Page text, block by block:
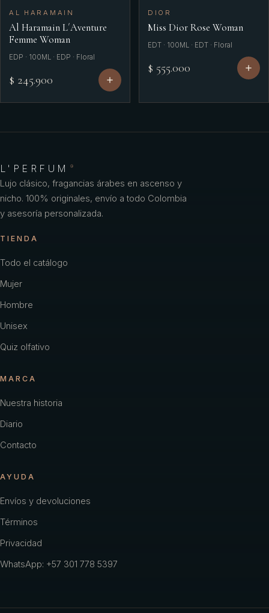
AL HARAMAIN
Al Haramain L´Aventure
Femme Woman
EDP · 100ML · EDP · Floral
$ 245.900
DIOR
Miss Dior Rose Woman
EDT · 100ML · EDT · Floral
$ 555.000
L'PERFUM ®
Lujo clásico, fragancias árabes en ascenso y
nicho. 100% originales, envío a todo Colombia
y asesoría personalizada.
TIENDA
Todo el catálogo
Mujer
Hombre
Unisex
Quiz olfativo
MARCA
Nuestra historia
Diario
Contacto
AYUDA
Envíos y devoluciones
Términos
Privacidad
WhatsApp: +57 301 778 5397